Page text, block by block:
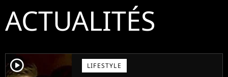
ACTUALITÉS
player2 LIFESTYLE